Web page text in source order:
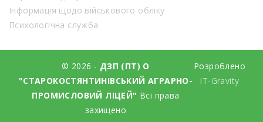
Інформація щодо військового обліку
Психологічна служба
© 2026 - ДЗП (ПТ) О
"СТАРОКОСТЯНТИНІВСЬКИЙ АГРАРНО-
ПРОМИСЛОВИЙ ЛІЦЕЙ" Всі права
захищено
Розроблено
IT-Gravity